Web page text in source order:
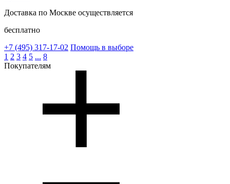
Доставка по Москве осуществляется
бесплатно
+7 (495) 317-17-02 Помощь в выборе
1 2 3 4 5 ... 8
Покупателям